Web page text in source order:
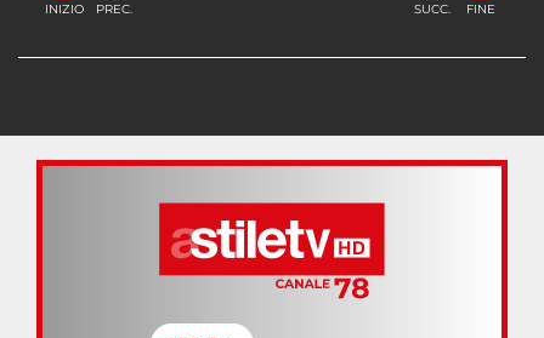
INIZIO PREC. SUCC. FINE